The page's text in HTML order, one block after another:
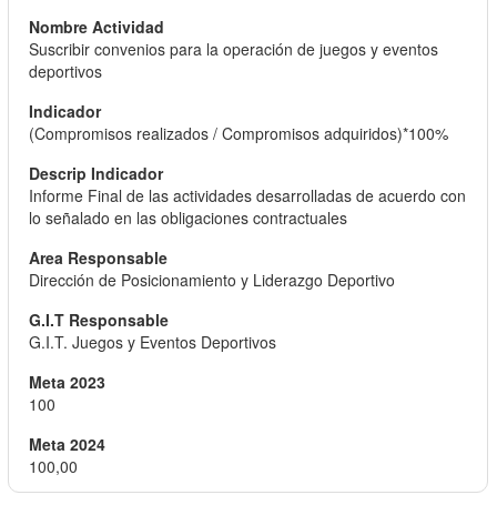
Suscribir convenios para la operación de juegos y eventos
deportivos
(Compromisos realizados / Compromisos adquiridos)*100%
Informe Final de las actividades desarrolladas de acuerdo con
lo señalado en las obligaciones contractuales
Dirección de Posicionamiento y Liderazgo Deportivo
G.I.T. Juegos y Eventos Deportivos
100
100,00